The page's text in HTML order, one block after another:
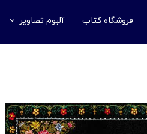
فروشگاه کتاب آلبوم تصاویر